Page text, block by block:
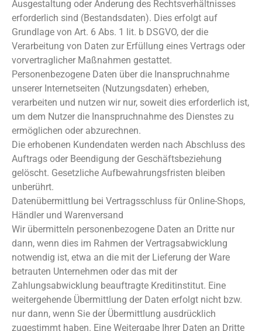
Ausgestaltung oder Änderung des Rechtsverhältnisses
erforderlich sind (Bestandsdaten). Dies erfolgt auf
Grundlage von Art. 6 Abs. 1 lit. b DSGVO, der die
Verarbeitung von Daten zur Erfüllung eines Vertrags oder
vorvertraglicher Maßnahmen gestattet.
Personenbezogene Daten über die Inanspruchnahme
unserer Internetseiten (Nutzungsdaten) erheben,
verarbeiten und nutzen wir nur, soweit dies erforderlich ist,
um dem Nutzer die Inanspruchnahme des Dienstes zu
ermöglichen oder abzurechnen.
Die erhobenen Kundendaten werden nach Abschluss des
Auftrags oder Beendigung der Geschäftsbeziehung
gelöscht. Gesetzliche Aufbewahrungsfristen bleiben
unberührt.
Datenübermittlung bei Vertragsschluss für Online-Shops,
Händler und Warenversand
Wir übermitteln personenbezogene Daten an Dritte nur
dann, wenn dies im Rahmen der Vertragsabwicklung
notwendig ist, etwa an die mit der Lieferung der Ware
betrauten Unternehmen oder das mit der
Zahlungsabwicklung beauftragte Kreditinstitut. Eine
weitergehende Übermittlung der Daten erfolgt nicht bzw.
nur dann, wenn Sie der Übermittlung ausdrücklich
zugestimmt haben. Eine Weitergabe Ihrer Daten an Dritte